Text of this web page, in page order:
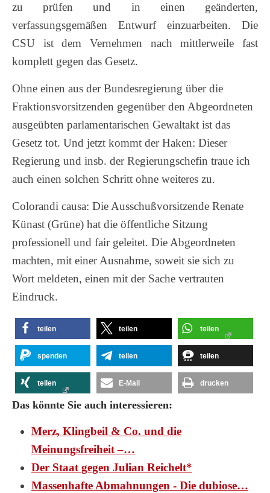
zu prüfen und in einen geänderten,
verfassungsgemäßen Entwurf einzuarbeiten. Die
CSU ist dem Vernehmen nach mittlerweile fast
komplett gegen das Gesetz.
Ohne einen aus der Bundesregierung über die
Fraktionsvorsitzenden gegenüber den Abgeordneten
ausgeübten parlamentarischen Gewaltakt ist das
Gesetz tot. Und jetzt kommt der Haken: Dieser
Regierung und insb. der Regierungschefin traue ich
auch einen solchen Schritt ohne weiteres zu.
Colorandi causa: Die Ausschußvorsitzende Renate
Künast (Grüne) hat die öffentliche Sitzung
professionell und fair geleitet. Die Abgeordneten
machten, mit einer Ausnahme, soweit sie sich zu
Wort meldeten, einen mit der Sache vertrauten
Eindruck.
teilen teilen teilen
spenden teilen teilen
teilen E-Mail drucken
Das könnte Sie auch interessieren:
Merz, Klingbeil & Co. und die
Meinungsfreiheit –…
Der Staat gegen Julian Reichelt*
Massenhafte Abmahnungen - Die dubiose…